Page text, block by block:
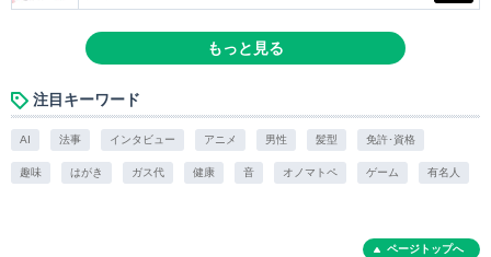
もっと見る
注目キーワード
AI 法事 インタビュー アニメ 男性 髪型 免許･資格
趣味 はがき ガス代 健康 音 オノマトペ ゲーム 有名人
ページトップへ